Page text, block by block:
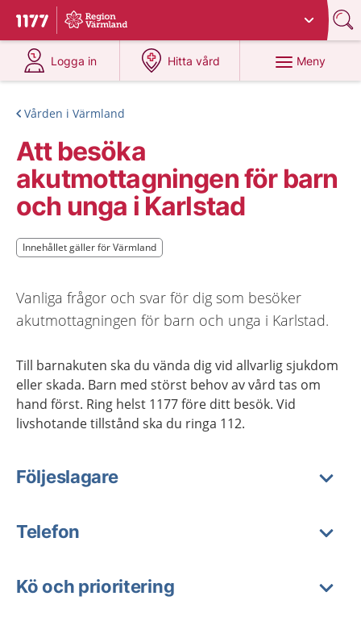
Till startsidan för 1177
Du har valt region
Logga in
på 1177.se
Hitta vård
på 1177.se
Meny
Vården i Värmland
Att besöka
akutmottagningen för barn
och unga i Karlstad
Innehållet gäller för Värmland
Innehållet gäller för Värmland
Vanliga frågor och svar för dig som besöker
akutmottagningen för barn och unga i Karlstad.
Till barnakuten ska du vända dig vid allvarlig sjukdom
eller skada. Barn med störst behov av vård tas om
hand först. Ring helst 1177 före ditt besök. Vid
livshotande tillstånd ska du ringa 112.
Följeslagare
Telefon
Kö och prioritering